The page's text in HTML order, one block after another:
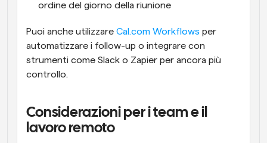
ordine del giorno della riunione
Puoi anche utilizzare Cal.com Workflows per
automatizzare i follow-up o integrare con
strumenti come Slack o Zapier per ancora più
controllo.
Considerazioni per i team e il
lavoro remoto